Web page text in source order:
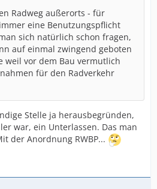
Radweg außerorts - für
eine Benutzungspflicht
sich natürlich schon fragen,
auf einmal zwingend geboten
weil vor dem Bau vermutlich
für den Radverkehr
Stelle ja herausbegründen,
war, ein Unterlassen. Das man
der Anordnung RWBP...